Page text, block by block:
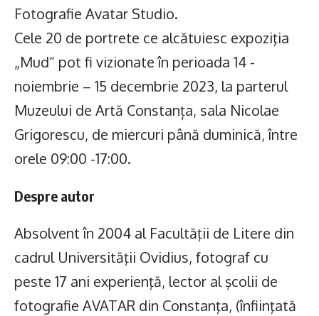
Fotografie Avatar Studio.
Cele 20 de portrete ce alcătuiesc expoziţia
„Mud“ pot fi vizionate în perioada 14 -
noiembrie – 15 decembrie 2023, la parterul
Muzeului de Artă Constanța, sala Nicolae
Grigorescu, de miercuri până duminică, între
orele 09:00 -17:00.
Despre autor
Absolvent în 2004 al Facultăţii de Litere din
cadrul Universităţii Ovidius, fotograf cu
peste 17 ani experienţă, lector al şcolii de
fotografie AVATAR din Constanţa, (înfiinţată